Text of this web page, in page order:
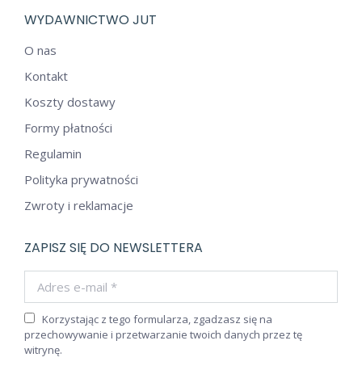
WYDAWNICTWO JUT
O nas
Kontakt
Koszty dostawy
Formy płatności
Regulamin
Polityka prywatności
Zwroty i reklamacje
ZAPISZ SIĘ DO NEWSLETTERA
Korzystając z tego formularza, zgadzasz się na
przechowywanie i przetwarzanie twoich danych przez tę
witrynę.